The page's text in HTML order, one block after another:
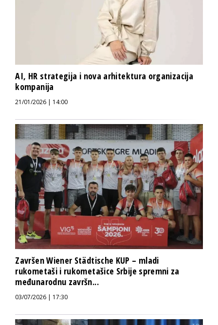
AI, HR strategija i nova arhitektura organizacija
kompanija
21/01/2026 | 14:00
Završen Wiener Städtische KUP – mladi
rukometaši i rukometašice Srbije spremni za
međunarodnu završn...
03/07/2026 | 17:30